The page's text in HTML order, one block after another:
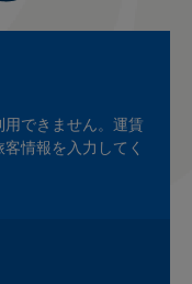
用できません。運賃
情報を入力してく